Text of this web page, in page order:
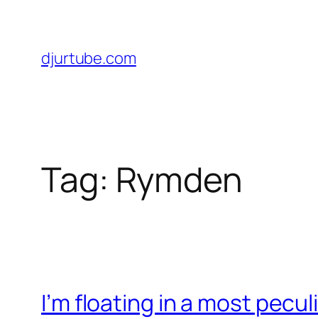
contentdjurtube.com
Tag: Rymden
I’m floating in a most